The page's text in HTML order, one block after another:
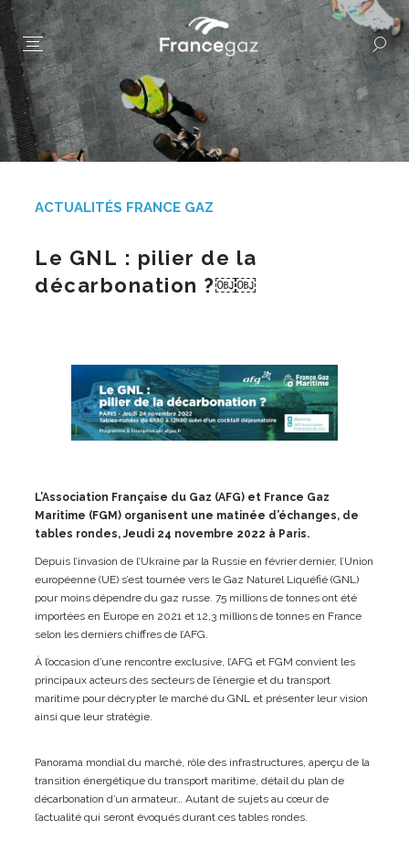
ACTUALITÉS FRANCE GAZ
Le GNL : pilier de la
décarbonation ?￼￼
L’Association Française du Gaz (AFG) et France Gaz
Maritime (FGM) organisent une matinée d’échanges, de
tables rondes, Jeudi 24 novembre 2022 à Paris.
Depuis l’invasion de l’Ukraine par la Russie en février dernier, l’Union
européenne (UE) s’est tournée vers le Gaz Naturel Liquéfié (GNL)
pour moins dépendre du gaz russe. 75 millions de tonnes ont été
importées en Europe en 2021 et 12,3 millions de tonnes en France
selon les derniers chiffres de l’AFG.
À l’occasion d’une rencontre exclusive, l’AFG et FGM convient les
principaux acteurs des secteurs de l’énergie et du transport
maritime pour décrypter le marché du GNL et présenter leur vision
ainsi que leur stratégie.
Panorama mondial du marché, rôle des infrastructures, aperçu de la
transition énergétique du transport maritime, détail du plan de
décarbonation d’un armateur… Autant de sujets au cœur de
l’actualité qui seront évoqués durant ces tables rondes.